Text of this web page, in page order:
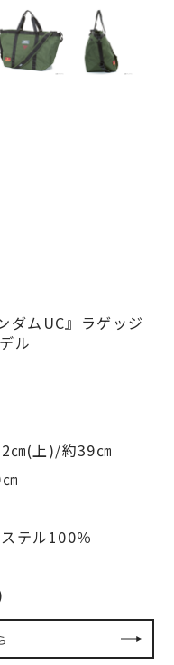
ダムUC』ラゲッジ
ル
㎝(上)/約39㎝
テル100％